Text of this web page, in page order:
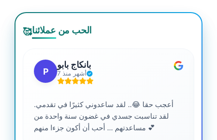
🥰الحب من عملائنا
P
بانكاج بابو
7 أشهر منذ
أعجب حقا 😂.. لقد ساعدوني كثيرًا في تقدمي.
لقد تناسبت جسدي في غضون سنة واحدة من
مساعدتهم ... أحب أن أكون جزءا منهم 💕